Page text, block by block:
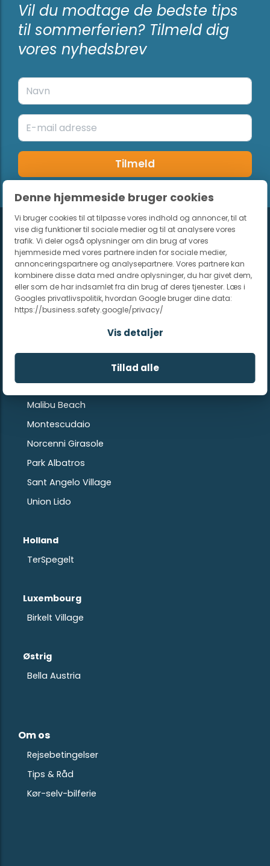
Denne hjemmeside bruger cookies
Vi bruger cookies til at tilpasse vores indhold og annoncer, til at
vise dig funktioner til sociale medier og til at analysere vores
trafik. Vi deler også oplysninger om din brug af vores
hjemmeside med vores partnere inden for sociale medier,
annonceringspartnere og analysepartnere. Vores partnere kan
kombinere disse data med andre oplysninger, du har givet dem,
eller som de har indsamlet fra din brug af deres tjenester. Læs i
Googles privatlivspolitik, hvordan Google bruger dine data:
https://business.safety.google/privacy/
Vis detaljer
Tillad alle
Vil du modtage de bedste tips
til sommerferien? Tilmeld dig
vores nyhedsbrev
Tilmeld
Populære campingpladser
Italien
Bella Italia
Ca Savio
I Pini Family Park
Malibu Beach
Montescudaio
Norcenni Girasole
Park Albatros
Sant Angelo Village
Union Lido
Holland
TerSpegelt
Luxembourg
Birkelt Village
Østrig
Bella Austria
Om os
Rejsebetingelser
Tips & Råd
Kør-selv-bilferie